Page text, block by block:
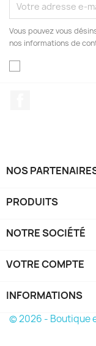
Vous pouvez vous
nos informations de
NOS
PRODUITS
NOTRE SOCIÉTÉ
VOTRE COMPTE
INFORMATIONS
© 2026 - Boutique